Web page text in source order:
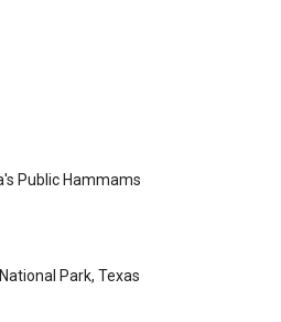
Public Hammams
Park, Texas